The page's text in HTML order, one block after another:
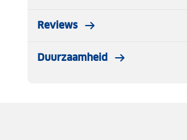
Reviews
Duurzaamheid